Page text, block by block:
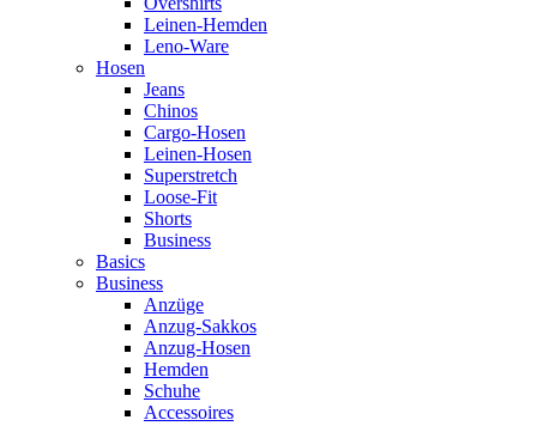
Leinen-Hemden
Leno-Ware
Hosen
Jeans
Chinos
Cargo-Hosen
Leinen-Hosen
Superstretch
Loose-Fit
Shorts
Business
Basics
Business
Anzüge
Anzug-Sakkos
Anzug-Hosen
Hemden
Schuhe
Accessoires